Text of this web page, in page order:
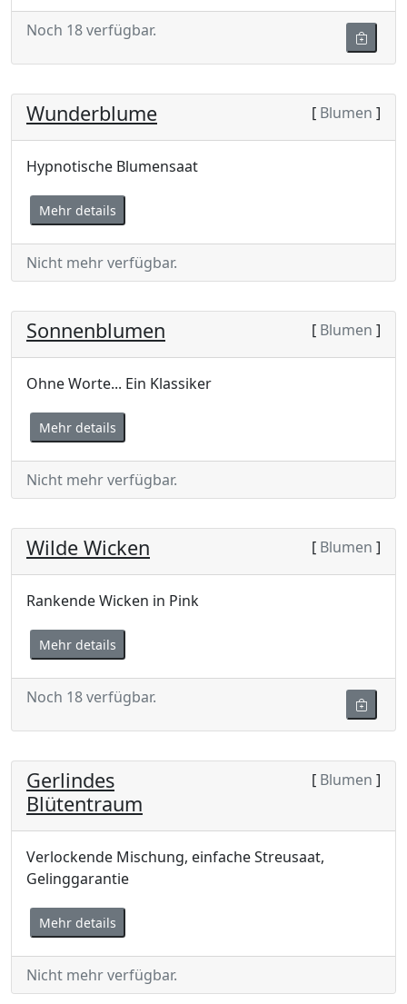
Noch 18 verfügbar.
Wunderblume [ Blumen ]
Hypnotische Blumensaat
Mehr details
Nicht mehr verfügbar.
Sonnenblumen [ Blumen ]
Ohne Worte... Ein Klassiker
Mehr details
Nicht mehr verfügbar.
Wilde Wicken [ Blumen ]
Rankende Wicken in Pink
Mehr details
Noch 18 verfügbar.
Gerlindes
Blütentraum
[ Blumen ]
Verlockende Mischung, einfache Streusaat,
Gelinggarantie
Mehr details
Nicht mehr verfügbar.